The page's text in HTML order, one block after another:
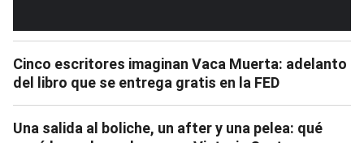
Cinco escritores imaginan Vaca Muerta: adelanto
del libro que se entrega gratis en la FED
Una salida al boliche, un after y una pelea: qué